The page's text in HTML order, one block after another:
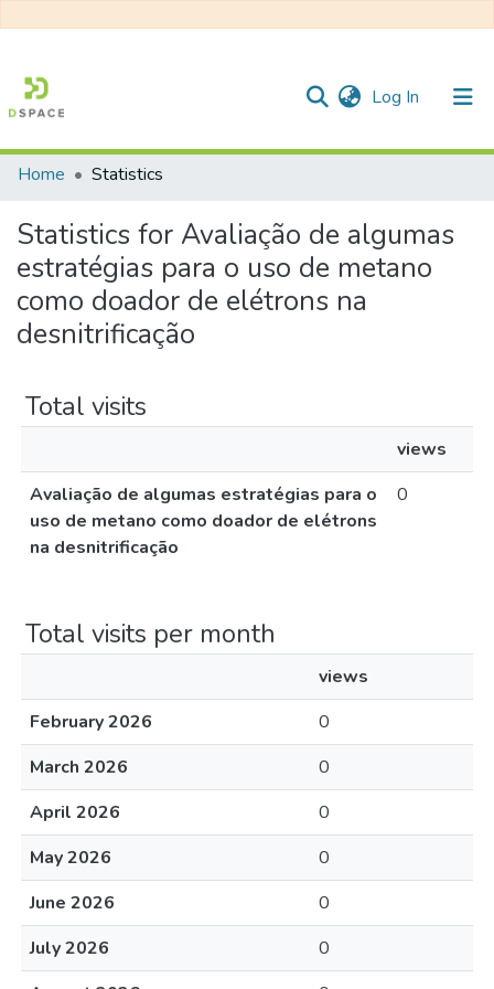
Log In (current)
All of DSpace
Home Statistics
Statistics for Avaliação de algumas
estratégias para o uso de metano
como doador de elétrons na
desnitrificação
Total visits
views
Avaliação de algumas estratégias para o
uso de metano como doador de elétrons
na desnitrificação
0
Total visits per month
views
February 2026
0
March 2026
0
April 2026
0
May 2026
0
June 2026
0
July 2026
0